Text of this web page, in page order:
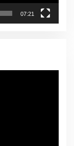
07:21